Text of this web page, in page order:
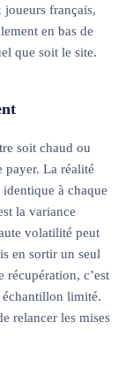
joueurs français,
en bas de
que soit le site.
soit chaud ou
payer. La réalité
à chaque
la variance
volatilité peut
en sortir un seul
récupération, c’est
limité.
relancer les mises